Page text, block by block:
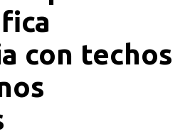
con techos